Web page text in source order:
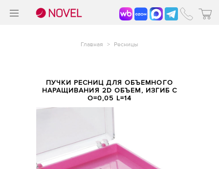
Главная > Ресницы
ПУЧКИ РЕСНИЦ ДЛЯ ОБЪЕМНОГО
НАРАЩИВАНИЯ 2D ОБЪЕМ, ИЗГИБ C
O=0,05 L=14